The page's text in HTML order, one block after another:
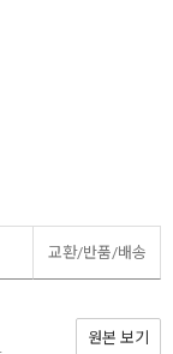
교환/반품/배송
원본 보기